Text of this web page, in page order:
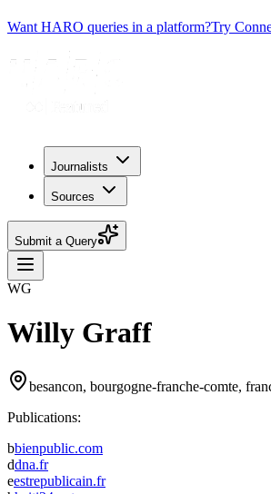
Want HARO queries in a platform?Try
Journalists
Sources
Submit a Query
WG
Willy Graff
besancon, bourgogne-franche-comte,
Publications:
bbienpublic.com
ddna.fr
eestrepublicain.fr